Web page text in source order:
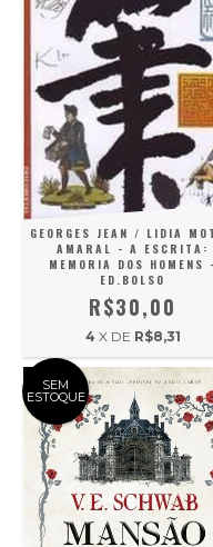
GEORGES JEAN / LIDIA
AMARAL - A ESCRITA:
MEMORIA DOS HOMENS -
ED.BOLSO
R$30,00
4 X DE R$8,31
SEM
ESTOQUE